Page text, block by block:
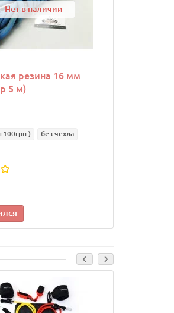
Нет в наличии
резина 16 мм
5 м)
без чехла